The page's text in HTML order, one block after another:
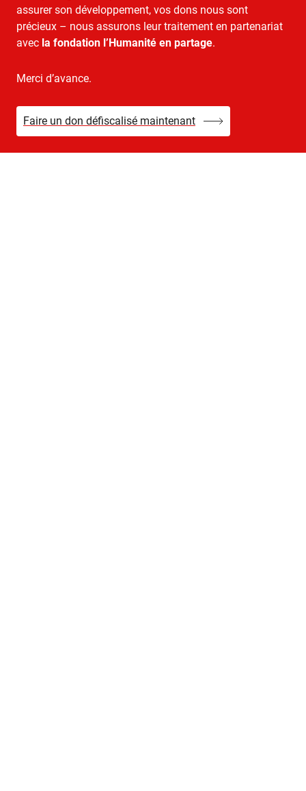
assurer son développement, vos dons nous sont
précieux – nous assurons leur traitement en partenariat
avec la fondation l’Humanité en partage.
Merci d’avance.
Faire un don défiscalisé maintenant